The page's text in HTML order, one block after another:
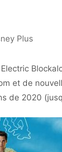
Plus
et de
de 2020